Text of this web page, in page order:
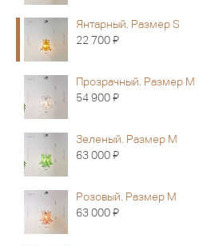
Янтарный. Размер S
22 700Я
Прозрачный. Размер M
54 900Я
Зеленый. Размер M
63 000Я
Розовый. Размер M
63 000Я